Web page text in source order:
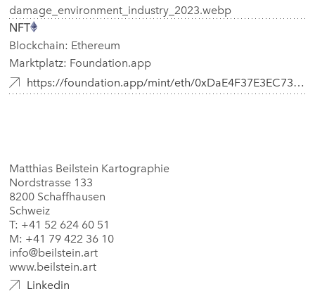
damage_environment_industry_2023.webp
NFT
Blockchain: Ethereum
Marktplatz: Foundation.app
https://foundation.app/mint/eth/0xDaE4F37E3EC739654769B401B8ea2ce31951fe9b/2
Matthias Beilstein Kartographie
Nordstrasse 133
8200 Schaffhausen
Schweiz
T: +41 52 624 60 51
M: +41 79 422 36 10
info@beilstein.art
www.beilstein.art
Linkedin